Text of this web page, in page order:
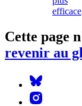
efficace
Cette page
revenir au